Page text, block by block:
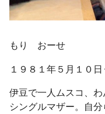
もり おーせ
１９８１年５月１０日
伊豆で一人ムスコ、
シングルマザー。自